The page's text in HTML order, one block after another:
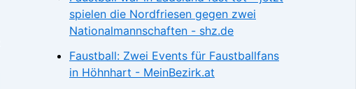
spielen die Nordfriesen gegen zwei
Nationalmannschaften - shz.de
Faustball: Zwei Events für Faustballfans
in Höhnhart - MeinBezirk.at